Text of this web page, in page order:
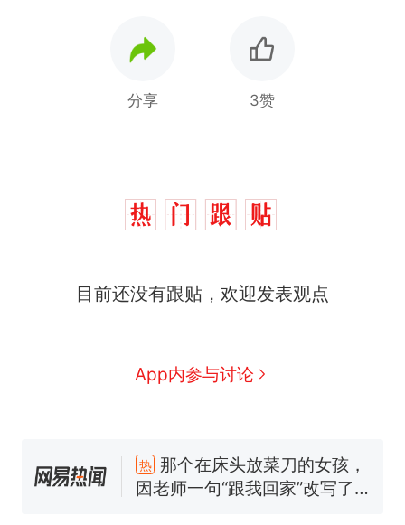
分享 3赞
目前还没有跟贴，欢迎发表观点
App内参与讨论
人生
新
搬家报价570元，搬到楼下
交5060元才肯搬上楼！女子傻